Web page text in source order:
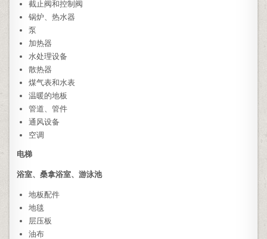
截止阀和控制阀
锅炉、热水器
泵
加热器
水处理设备
散热器
煤气表和水表
温暖的地板
管道、管件
通风设备
空调
电梯
浴室、桑拿浴室、游泳池
地板配件
地毯
层压板
油布